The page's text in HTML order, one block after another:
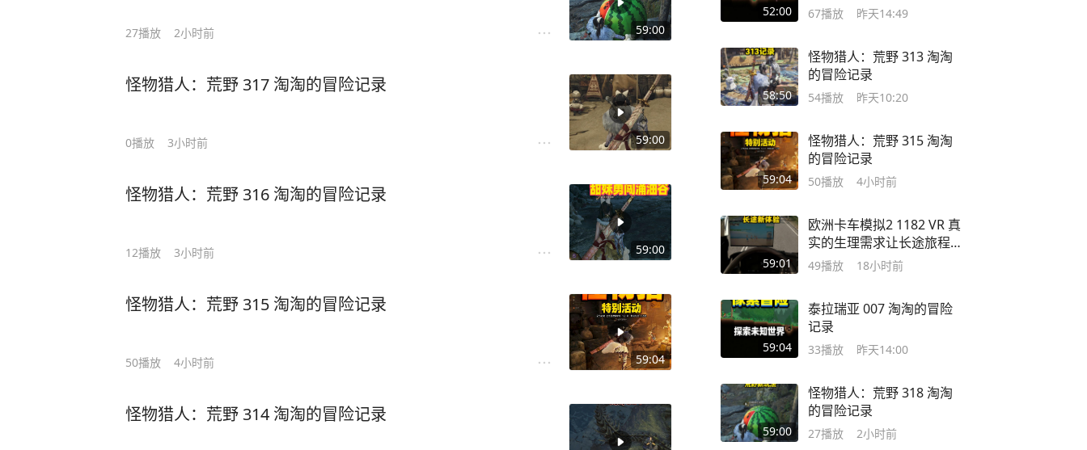
59:00
27播放 2小时前
59:00
怪物猎人：荒野 317 淘淘的冒险记录
0播放 3小时前
59:00
怪物猎人：荒野 316 淘淘的冒险记录
12播放 3小时前
59:04
怪物猎人：荒野 315 淘淘的冒险记录
50播放 4小时前
怪物猎人：荒野 314 淘淘的冒险记录
52:00 67播放 昨天14:49
58:50
怪物猎人：荒野 313 淘淘
的冒险记录
54播放 昨天10:20
59:04
怪物猎人：荒野 315 淘淘
的冒险记录
50播放 4小时前
59:01
欧洲卡车模拟2 1182 VR 真
实的生理需求让长途旅程
变得略有节奏
49播放 18小时前
59:04
泰拉瑞亚 007 淘淘的冒险
记录
33播放 昨天14:00
59:00
怪物猎人：荒野 318 淘淘
的冒险记录
27播放 2小时前